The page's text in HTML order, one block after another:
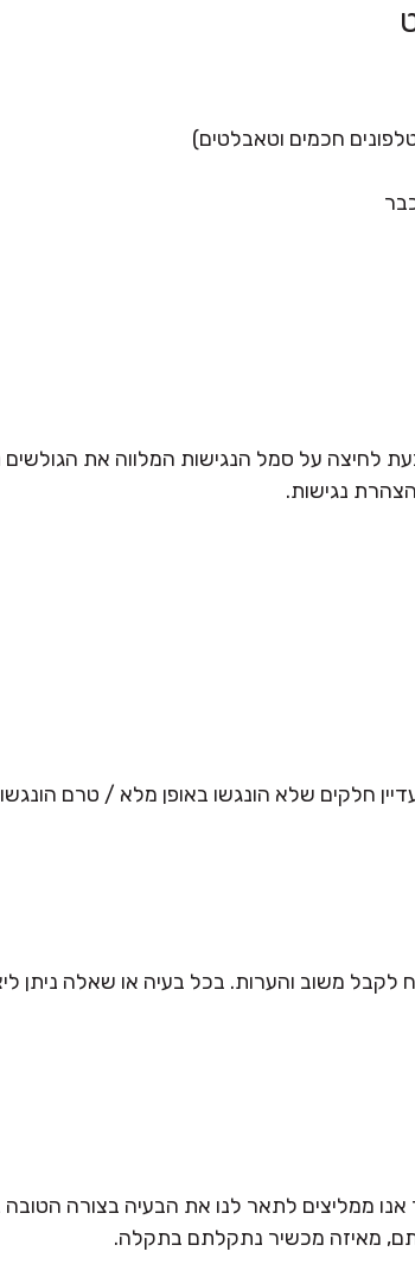
חכמים וטאבלטים)
לחיצה על סמל הנגישות המלווה את הגולשים
נגישות.
חלקים שלא הונגשו באופן מלא / טרם
משוב והערות. בכל בעיה או שאלה ניתן
ממליצים לתאר לנו את הבעיה בצורה הטובה
מאיזה מכשיר נתקלתם בתקלה.